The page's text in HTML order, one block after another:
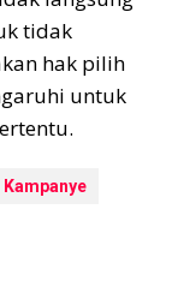
tidak
hak pilih
untuk